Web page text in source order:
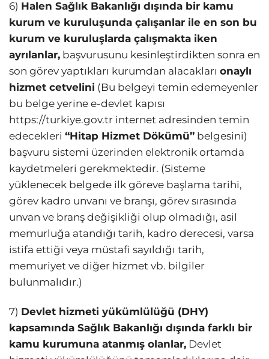
6) Halen Sağlık Bakanlığı dışında bir kamu
kurum ve kuruluşunda çalışanlar ile en son bu
kurum ve kuruluşlarda çalışmakta iken
ayrılanlar, başvurusunu kesinleştirdikten sonra en
son görev yaptıkları kurumdan alacakları onaylı
hizmet cetvelini (Bu belgeyi temin edemeyenler
bu belge yerine e-devlet kapısı
https://turkiye.gov.tr internet adresinden temin
edecekleri “Hitap Hizmet Dökümü” belgesini)
başvuru sistemi üzerinden elektronik ortamda
kaydetmeleri gerekmektedir. (Sisteme
yüklenecek belgede ilk göreve başlama tarihi,
görev kadro unvanı ve branşı, görev sırasında
unvan ve branş değişikliği olup olmadığı, asil
memurluğa atandığı tarih, kadro derecesi, varsa
istifa ettiği veya müstafi sayıldığı tarih,
memuriyet ve diğer hizmet vb. bilgiler
bulunmalıdır.)
7) Devlet hizmeti yükümlülüğü (DHY)
kapsamında Sağlık Bakanlığı dışında farklı bir
kamu kurumuna atanmış olanlar, Devlet